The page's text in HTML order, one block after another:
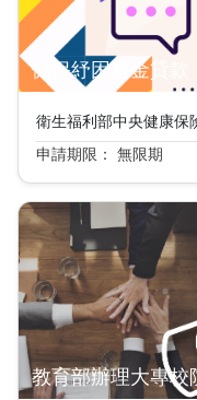
健保紓困基金貸款
衛生福利部中央健康保
申請期限： 無限期
教育部辦理大專校